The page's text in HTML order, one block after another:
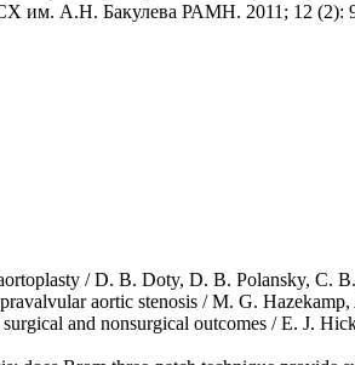
им. А.Н. Бакулева РАМН. 2011; 12 (2):
/ D. B. Doty, D. B. Polansky, C.
aortic stenosis / M. G.
and nonsurgical outcomes / E. J.